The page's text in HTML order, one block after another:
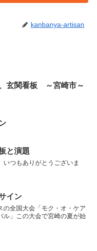
kanbanya-artisan
玄関看板 ～宮崎市～
と演題
つもありがとうございま
イン
の全国大会「モク・オ・ケア
ル」この大会で宮崎の夏が始